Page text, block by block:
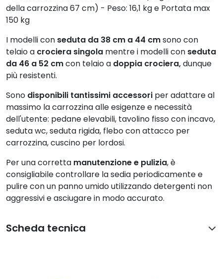
della carrozzina 67 cm) - Peso: 16,1 kg e Portata max
150 kg
I modelli con seduta da 38 cm a 44 cmsono con
telaio a crociera singola mentre i modelli con seduta
da 46 a 52 cmcon telaio a doppia crociera,dunque
più resistenti.
Sono disponibili tantissimi accessori per adattare al
massimo la carrozzina alle esigenze e necessità
dell'utente: pedane elevabili, tavolino fisso con incavo,
seduta wc, seduta rigida, flebo con attacco per
carrozzina, cuscino per lordosi.
Per una corretta manutenzione e pulizia, è
consigliabile controllare la sedia periodicamente e
pulire con un panno umido utilizzando detergenti non
aggressivi e asciugare in modo accurato.
Scheda tecnica